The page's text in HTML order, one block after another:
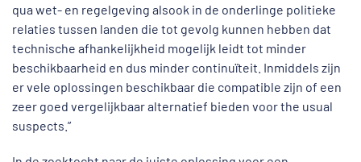
qua wet- en regelgeving alsook in de onderlinge politieke
relaties tussen landen die tot gevolg kunnen hebben dat
technische afhankelijkheid mogelijk leidt tot minder
beschikbaarheid en dus minder continuïteit. Inmiddels zijn
er vele oplossingen beschikbaar die compatible zijn of een
zeer goed vergelijkbaar alternatief bieden voor the usual
suspects.”